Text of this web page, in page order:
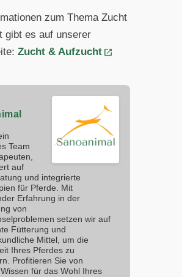
zum Thema Zucht
gibt es auf unserer
Zucht & Aufzucht
Team
auf
und integrierte
für Pferde. Mit
Erfahrung in der
von
setzen wir auf
Fütterung und
Mittel, um die
Ihres Pferdes zu
Profitieren Sie von
für das Wohl Ihres